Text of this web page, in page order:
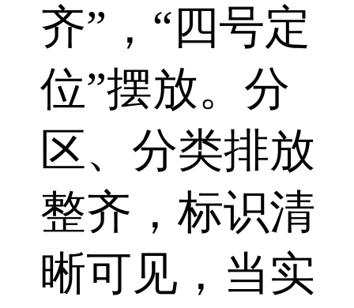
齐”，“四号定
位”摆放。分
区、分类排放
整齐，标识清
晰可见，当实